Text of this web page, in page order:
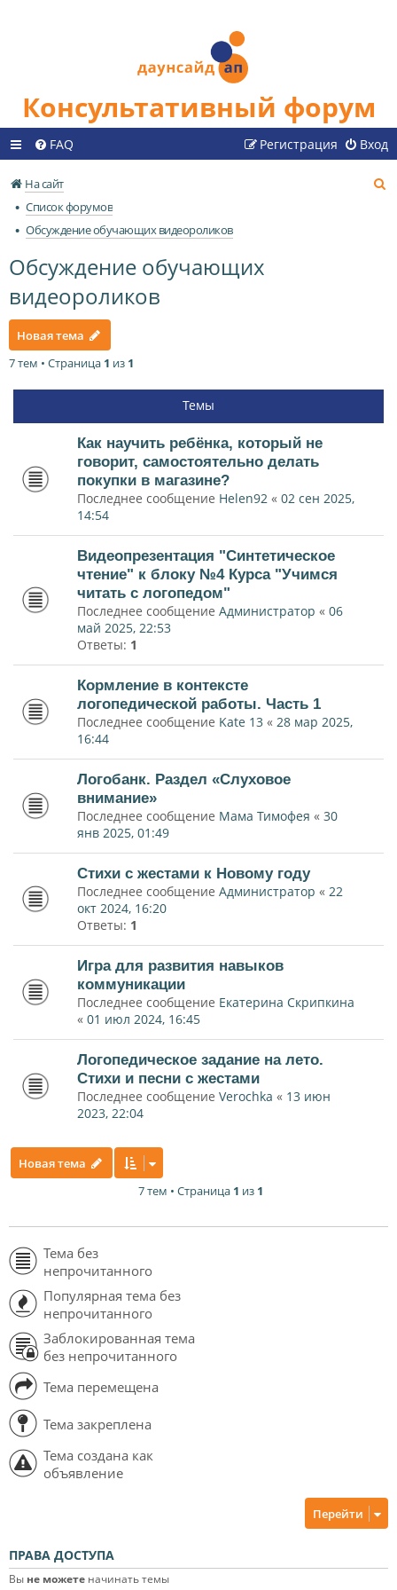
Консультативный форум
FAQ Вход
Регистрация
На сайт
Список форумов
Обсуждение обучающих видеороликов
Обсуждение обучающих
видеороликов
Новая тема
7 тем • Страница 1 из 1
Темы
Как научить ребёнка, который не
говорит, самостоятельно делать
покупки в магазине?
Последнее сообщение Helen92 « 02 сен 2025,
14:54
Видеопрезентация "Синтетическое
чтение" к блоку №4 Курса "Учимся
читать с логопедом"
Последнее сообщение Администратор « 06
май 2025, 22:53
Ответы: 1
Кормление в контексте
логопедической работы. Часть 1
Последнее сообщение Kate 13 « 28 мар 2025,
16:44
Логобанк. Раздел «Слуховое
внимание»
Последнее сообщение Мама Тимофея « 30
янв 2025, 01:49
Стихи с жестами к Новому году
Последнее сообщение Администратор « 22
окт 2024, 16:20
Ответы: 1
Игра для развития навыков
коммуникации
Последнее сообщение Екатерина Скрипкина
« 01 июл 2024, 16:45
Логопедическое задание на лето.
Стихи и песни с жестами
Последнее сообщение Verochka « 13 июн
2023, 22:04
Новая тема
7 тем • Страница 1 из 1
Тема без
непрочитанного
Популярная тема без
непрочитанного
Заблокированная тема
без непрочитанного
Тема перемещена
Тема закреплена
Тема создана как
объявление
Перейти
ПРАВА ДОСТУПА
Вы не можете начинать темы